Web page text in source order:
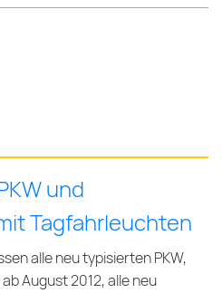
und
Tagfahrleuchten
alle neu typisierten PKW,
August 2012, alle neu